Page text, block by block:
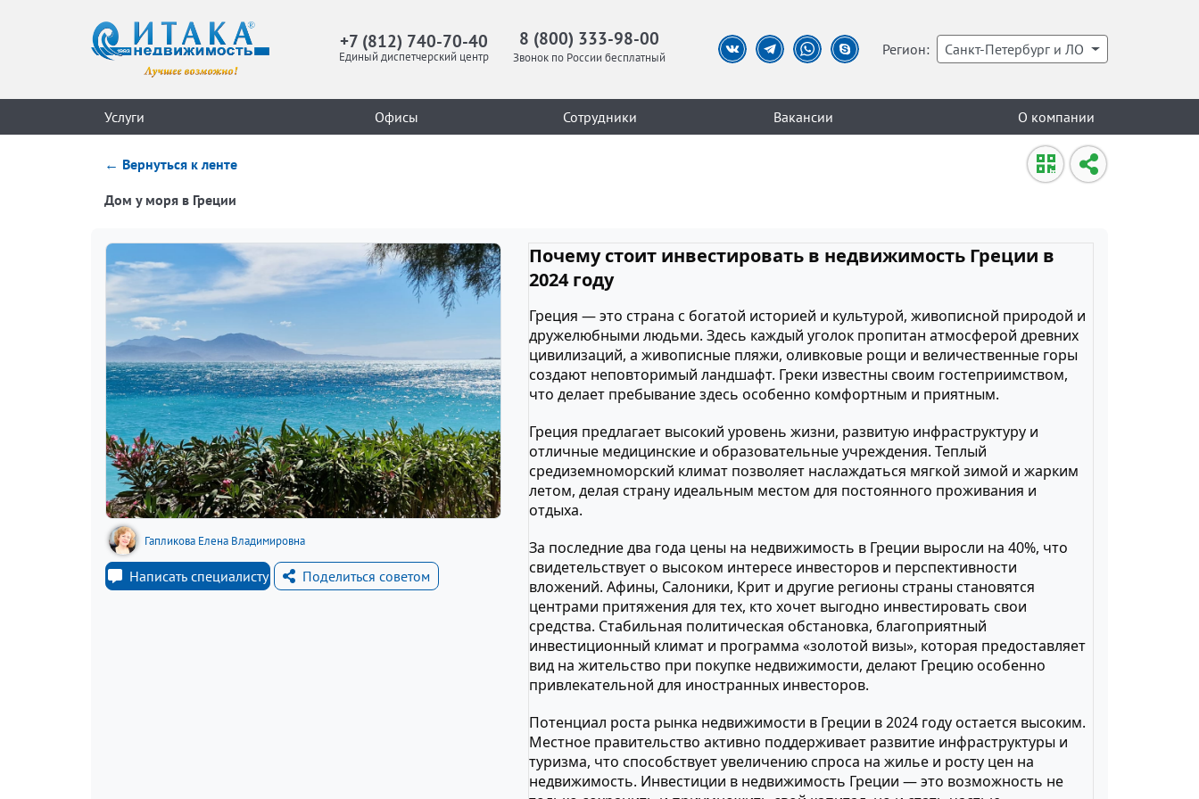
+7 (812) 740-70-40
Единый диспетчерский центр
8 (800) 333-98-00
Звонок по России бесплатный Регион: Санкт-Петербург и ЛО
Услуги Офисы Сотрудники Вакансии О компании
← Вернуться к ленте
Дом у моря в Греции
Гапликова Елена Владимировна
Написать специалисту Поделиться советом
Почему стоит инвестировать в недвижимость Греции в
2024 году
Греция — это страна с богатой историей и культурой, живописной природой и
дружелюбными людьми. Здесь каждый уголок пропитан атмосферой древних
цивилизаций, а живописные пляжи, оливковые рощи и величественные горы
создают неповторимый ландшафт. Греки известны своим гостеприимством,
что делает пребывание здесь особенно комфортным и приятным.
Греция предлагает высокий уровень жизни, развитую инфраструктуру и
отличные медицинские и образовательные учреждения. Теплый
средиземноморский климат позволяет наслаждаться мягкой зимой и жарким
летом, делая страну идеальным местом для постоянного проживания и
отдыха.
За последние два года цены на недвижимость в Греции выросли на 40%, что
свидетельствует о высоком интересе инвесторов и перспективности
вложений. Афины, Салоники, Крит и другие регионы страны становятся
центрами притяжения для тех, кто хочет выгодно инвестировать свои
средства. Стабильная политическая обстановка, благоприятный
инвестиционный климат и программа «золотой визы», которая предоставляет
вид на жительство при покупке недвижимости, делают Грецию особенно
привлекательной для иностранных инвесторов.
Потенциал роста рынка недвижимости в Греции в 2024 году остается высоким.
Местное правительство активно поддерживает развитие инфраструктуры и
туризма, что способствует увеличению спроса на жилье и росту цен на
недвижимость. Инвестиции в недвижимость Греции — это возможность не